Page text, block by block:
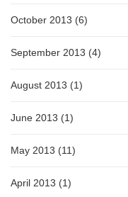
October 2013 (6)
September 2013 (4)
August 2013 (1)
June 2013 (1)
May 2013 (11)
April 2013 (1)